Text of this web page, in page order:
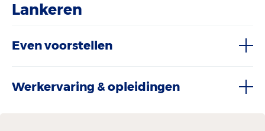
Lankeren
Even voorstellen
Werkervaring & opleidingen